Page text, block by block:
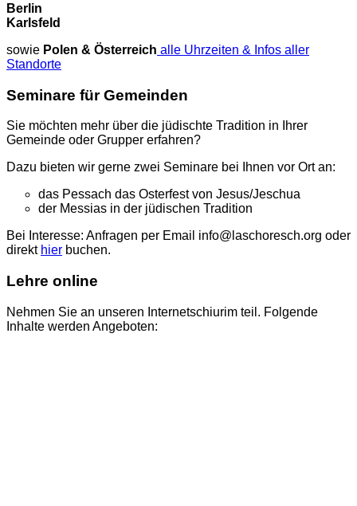
Berlin
Karlsfeld
sowie Polen & Österreich alle Uhrzeiten & Infos aller
Standorte
Seminare für Gemeinden
Sie möchten mehr über die jüdischte Tradition in Ihrer
Gemeinde oder Grupper erfahren?
Dazu bieten wir gerne zwei Seminare bei Ihnen vor Ort an:
das Pessach das Osterfest von Jesus/Jeschua
der Messias in der jüdischen Tradition
Bei Interesse: Anfragen per Email info@laschoresch.org oder
direkt hier buchen.
Lehre online
Nehmen Sie an unseren Internetschiurim teil. Folgende
Inhalte werden Angeboten: